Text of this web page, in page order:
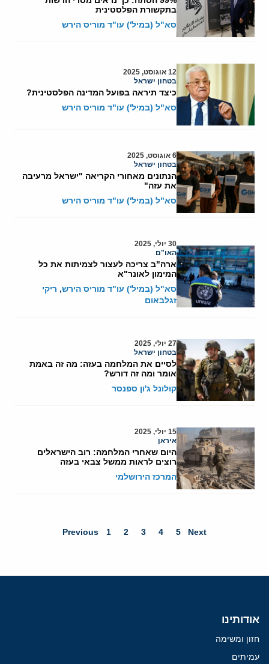
בתקשורת הפלסטינית
סא"ל (במיל') עו"ד מוריס הירש
12 אוגוסט, 2025
בטחון ישראל
כיצד תיראה בפועל המדינה הפלסטינית?
סא"ל (במיל') עו"ד מוריס הירש
6 אוגוסט, 2025
בטחון ישראל
הנתונים מאחורי הקריאה "ישראל מרעיבה
את עזה"
סא"ל (במיל') עו"ד מוריס הירש
30 יולי, 2025
האו"ם
ארה"ב צריכה לעצור לצמיתות את כל
המימון לאונר"א
סא"ל (במיל') עו"ד מוריס הירש, ריקי
זגלבאום
27 יולי, 2025
בטחון ישראל
לסיים את המלחמה בעזה: מה זה באמת
אומר ומה זה דורש?
קולונל ג'ון ספנסר
15 יולי, 2025
איראן
היום שאחרי המלחמה: רוב הישראלים
רוצים לראות ממשל צבאי בעזה
המרכז הירושלמי
Previous 1 2 3 4 5 Next
אודותינו
חזון ומשימה
עמיתים